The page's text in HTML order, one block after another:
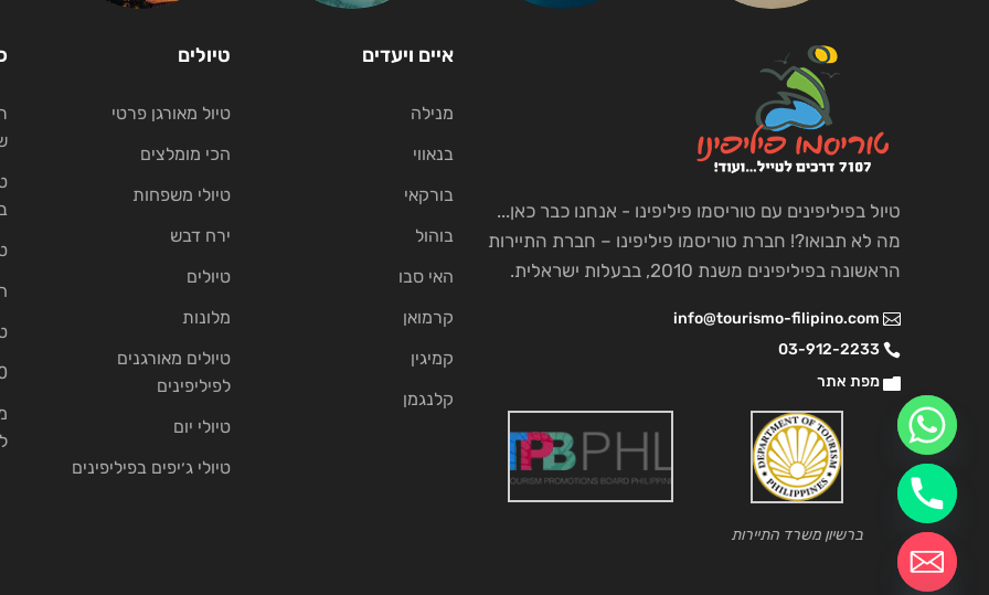
טיול בפיליפינים עם טוריסמו פיליפינו - אנחנו כבר כאן...
מה לא תבואו?! חברת טוריסמו פיליפינו – חברת התיירות
הראשונה בפיליפינים משנת 2010, בבעלות ישראלית.
info@tourismo-filipino.com
03-912-2233
מפת אתר
ברשיון משרד התיירות
איים ויעדים
מנילה
בנאווי
בורקאי
בוהול
האי סבו
קרמואן
קמיגין
קלנגמן
טיולים
טיול מאורגן פרטי
הכי מומלצים
טיולי משפחות
ירח דבש
טיולים
מלונות
טיולים מאורגנים
לפיליפינים
טיולי יום
טיולי ג׳יפים בפיליפינים
10
chaty